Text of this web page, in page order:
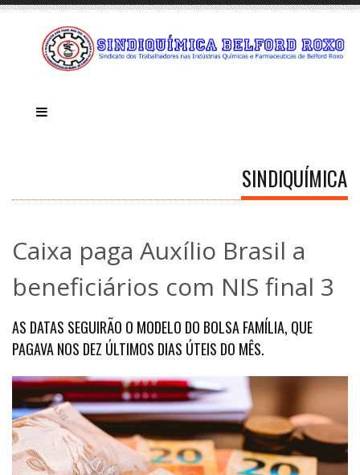
SINDIQUÍMICA
Caixa paga Auxílio Brasil a
beneficiários com NIS final 3
AS DATAS SEGUIRÃO O MODELO DO BOLSA FAMÍLIA, QUE
PAGAVA NOS DEZ ÚLTIMOS DIAS ÚTEIS DO MÊS.